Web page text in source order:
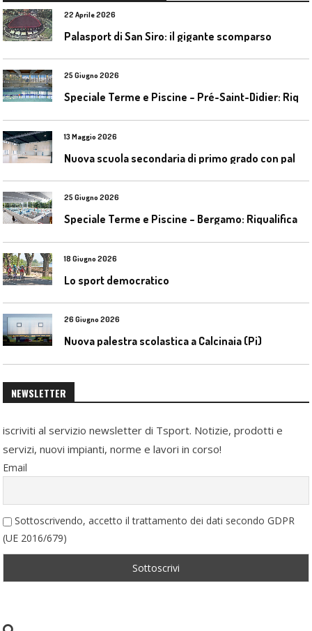
22 Aprile 2026
Palasport di San Siro: il gigante scomparso
25 Giugno 2026
13 Maggio 2026
25 Giugno 2026
18 Giugno 2026
Lo sport democratico
26 Giugno 2026
Nuova palestra scolastica a Calcinaia (Pi)
NEWSLETTER
iscriviti al servizio newsletter di Tsport. Notizie, prodotti e
servizi, nuovi impianti, norme e lavori in corso!
Email
Sottoscrivendo, accetto il trattamento dei dati secondo GDPR
(UE 2016/679)